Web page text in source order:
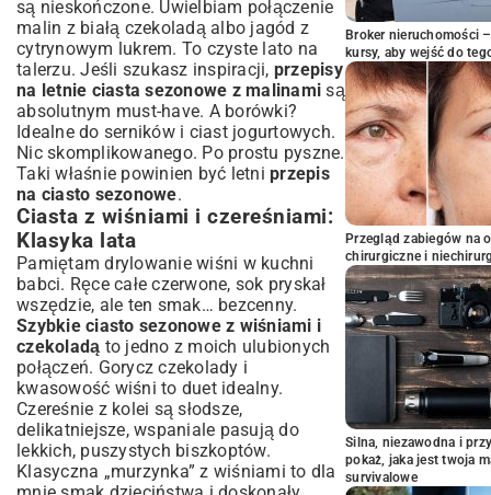
są nieskończone. Uwielbiam połączenie
malin z białą czekoladą albo jagód z
cytrynowym lukrem. To czyste lato na
talerzu. Jeśli szukasz inspiracji, przepisy
na letnie ciasta sezonowe z malinami są
absolutnym must-have. A borówki?
Idealne do serników i ciast jogurtowych.
Nic skomplikowanego. Po prostu pyszne.
Taki właśnie powinien być letni przepis
na ciasto sezonowe.
Ciasta z wiśniami i czereśniami:
Klasyka lata
Pamiętam drylowanie wiśni w kuchni
babci. Ręce całe czerwone, sok pryskał
wszędzie, ale ten smak… bezcenny.
Szybkie ciasto sezonowe z wiśniami i
czekoladą to jedno z moich ulubionych
połączeń. Gorycz czekolady i
kwasowość wiśni to duet idealny.
Czereśnie z kolei są słodsze,
delikatniejsze, wspaniale pasują do
lekkich, puszystych biszkoptów.
Klasyczna „murzynka” z wiśniami to dla
Broker nieruchomości
kursy, aby wejść do
Przegląd zabiegów na
chirurgiczne i
Silna, niezawodna i
pokaż, jaka jest twoja
survivalowe